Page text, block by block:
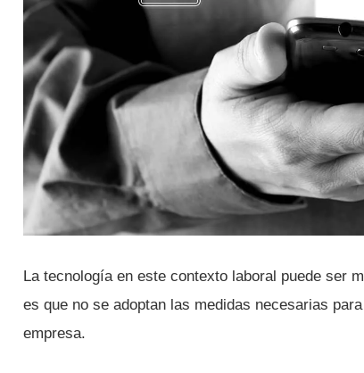
La tecnologí­a en este contexto laboral puede ser
es que no se adoptan las medidas necesarias
empresa.